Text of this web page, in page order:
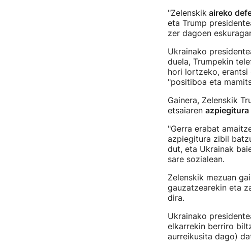
"Zelenskikaireko
eta Trump
zer dagoen
Ukrainako
duela, Trumpekin
hori lortzeko, erantsi
"positiboa eta
Gainera, Zelenskik
etsaiaren azpiegitura
"Gerra erabat
azpiegitura zibil
dut, eta Ukrainak
sare sozialean.
Zelenskik mezuan
gauzatzearekin eta
dira.
Ukrainako
elkarrekin berriro
aurreikusita dago)